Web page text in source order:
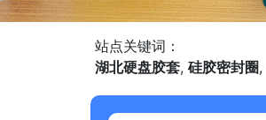
站点关键词：
湖北硬盘胶套, 硅胶密封圈,